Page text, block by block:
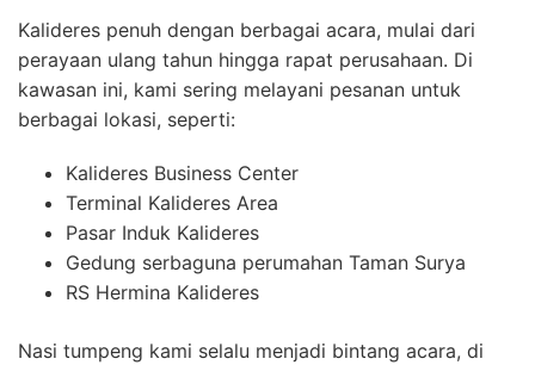
Kalideres penuh dengan berbagai acara, mulai dari
perayaan ulang tahun hingga rapat perusahaan. Di
kawasan ini, kami sering melayani pesanan untuk
berbagai lokasi, seperti:
Kalideres Business Center
Terminal Kalideres Area
Pasar Induk Kalideres
Gedung serbaguna perumahan Taman Surya
RS Hermina Kalideres
Nasi tumpeng kami selalu menjadi bintang acara, di